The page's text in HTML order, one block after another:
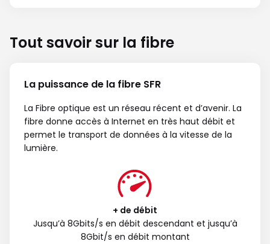
Tout savoir sur la fibre
La puissance de la fibre SFR
La Fibre optique est un réseau récent et d’avenir. La
fibre donne accès à Internet en très haut débit et
permet le transport de données à la vitesse de la
lumière.
+ de débit
Jusqu’à 8Gbits/s en débit descendant et jusqu’à
8Gbit/s en débit montant